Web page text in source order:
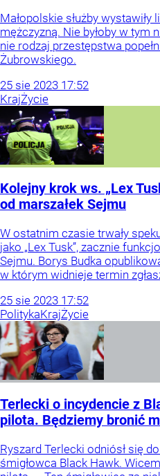
Małopolskie służby
mężczyzną. Nie byłoby w tym
nie rodzaj przestępstwa
Żubrowskiego.
25 sie 2023 17:52
KrajŻycie
Kolejny krok ws. „Lex
od marszałek Sejmu
W ostatnim czasie trwały
jako „Lex Tusk”, zacznie
Sejmu. Borys Budka
w którym widnieje termin
25 sie 2023 17:52
PolitykaKrajŻycie
Terlecki o incydencie z
pilota. Będziemy bronić
Ryszard Terlecki odniósł się
śmigłowca Black Hawk.